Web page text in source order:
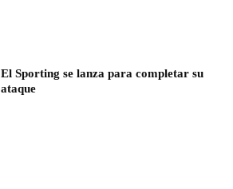
El Sporting se lanza para completar su
ataque